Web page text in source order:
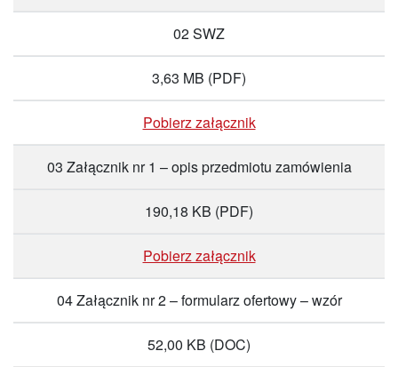
02 SWZ
3,63 MB (PDF)
Pobierz załącznik
03 Załącznik nr 1 – opis przedmiotu zamówienia
190,18 KB (PDF)
Pobierz załącznik
04 Załącznik nr 2 – formularz ofertowy – wzór
52,00 KB (DOC)